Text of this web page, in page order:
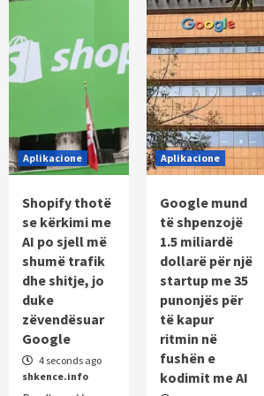
Aplikacione
Shopify thotë
se kërkimi me
AI po sjell më
shumë trafik
dhe shitje, jo
duke
zëvendësuar
Google
4 seconds ago
shkence.info
Aplikacione
Google mund
të shpenzojë
1.5 miliardë
dollarë për një
startup me 35
punonjës për
të kapur
ritmin në
fushën e
kodimit me AI